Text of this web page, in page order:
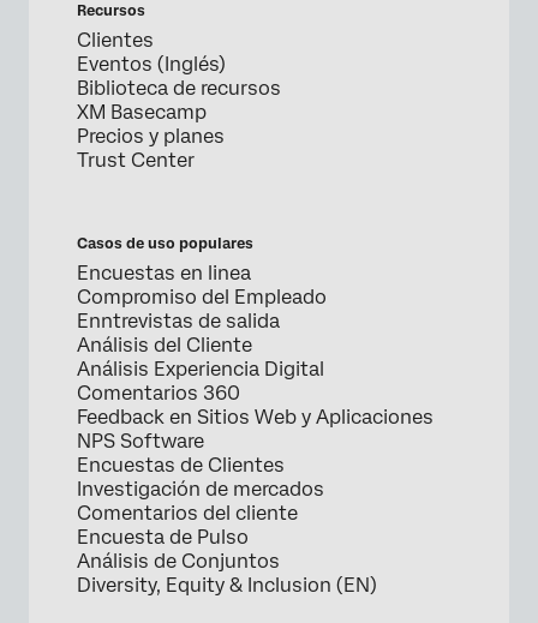
Recursos
Clientes
Eventos (Inglés)
Biblioteca de recursos
XM Basecamp
Precios y planes
Trust Center
Casos de uso populares
Encuestas en linea
Compromiso del Empleado
Enntrevistas de salida
Análisis del Cliente
Análisis Experiencia Digital
Comentarios 360
Feedback en Sitios Web y Aplicaciones
NPS Software
Encuestas de Clientes
Investigación de mercados
Comentarios del cliente
Encuesta de Pulso
Análisis de Conjuntos
Diversity, Equity & Inclusion (EN)